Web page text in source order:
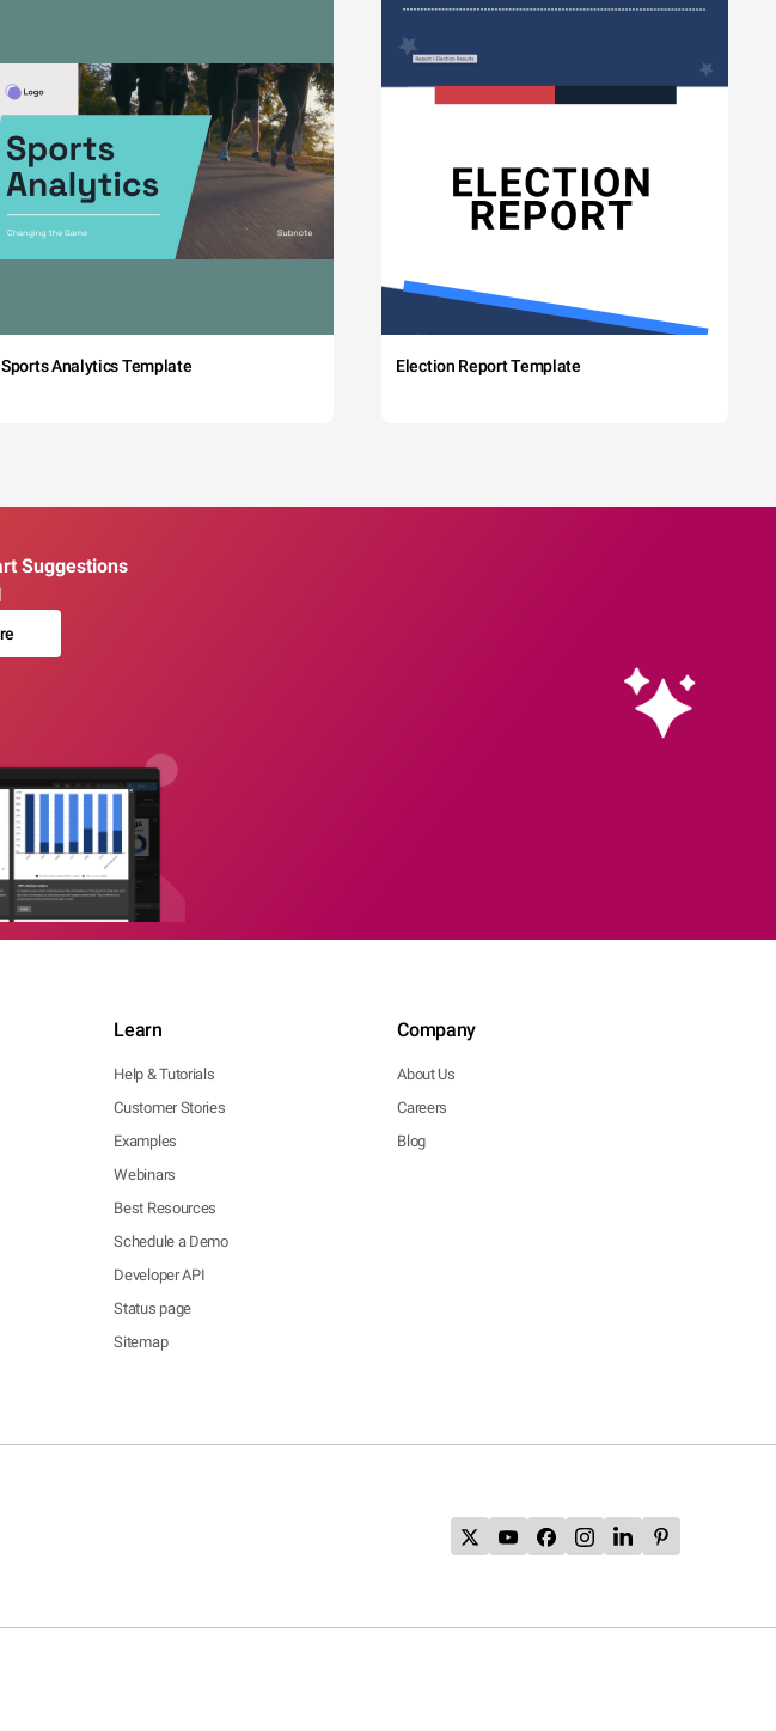
Sports Analytics Template Election Report Template
Suggestions
Learn
Help & Tutorials
Customer Stories
Examples
Webinars
Best Resources
Schedule a Demo
Developer API
Status page
Sitemap
Company
About Us
Careers
Blog